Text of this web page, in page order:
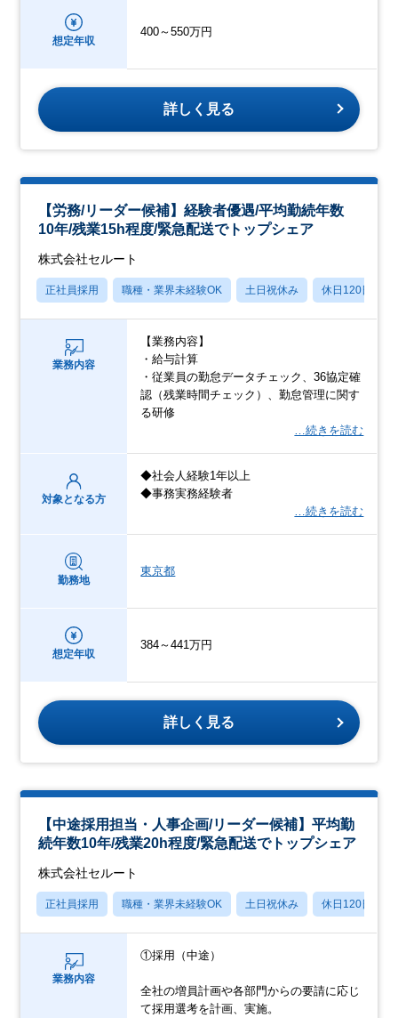
想定年収
400～550万円
詳しく見る
【労務/リーダー候補】経験者優遇/平均勤続年数
10年/残業15h程度/緊急配送でトップシェア
株式会社セルート
正社員採用 職種・業界未経験OK 土日祝休み 休日120日以上
業務内容
【業務内容】
・給与計算
・従業員の勤怠データチェック、36協定確
認（残業時間チェック）、勤怠管理に関す
る研修
…続きを読む
対象となる方
◆社会人経験1年以上
◆事務実務経験者
…続きを読む
勤務地
東京都
想定年収
384～441万円
詳しく見る
【中途採用担当・人事企画/リーダー候補】平均勤
続年数10年/残業20h程度/緊急配送でトップシェア
株式会社セルート
正社員採用 職種・業界未経験OK 土日祝休み 休日120日以上
業務内容
①採用（中途）
全社の増員計画や各部門からの要請に応じ
て採用選考を計画、実施。